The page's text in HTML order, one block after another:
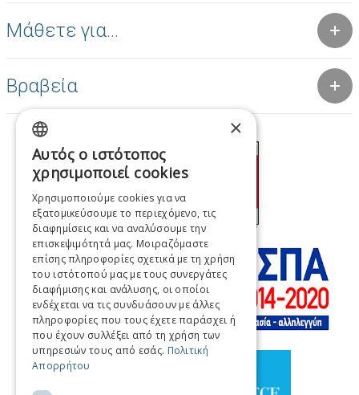
Μάθετε για...
Βραβεία
GREEK
FRENCH
ITALIAN
GERMAN
SPANISH
CHINESE (SIMPLIFIED)
CHINESE
×
Αυτός ο ιστότοπος
χρησιμοποιεί cookies
Χρησιμοποιούμε cookies για να
εξατομικεύσουμε το περιεχόμενο, τις
διαφημίσεις και να αναλύσουμε την
επισκεψιμότητά μας. Μοιραζόμαστε
επίσης πληροφορίες σχετικά με τη χρήση
του ιστότοπού μας με τους συνεργάτες
διαφήμισης και ανάλυσης, οι οποίοι
ενδέχεται να τις συνδυάσουν με άλλες
πληροφορίες που τους έχετε παράσχει ή
που έχουν συλλέξει από τη χρήση των
υπηρεσιών τους από εσάς. Πολιτική
Απορρήτου